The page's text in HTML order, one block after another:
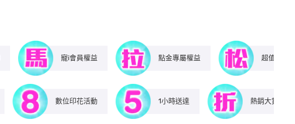
寵i會員權益 點金專屬權益 超值組合
數位印花活動​ 1小時送達​ 熱銷大賞